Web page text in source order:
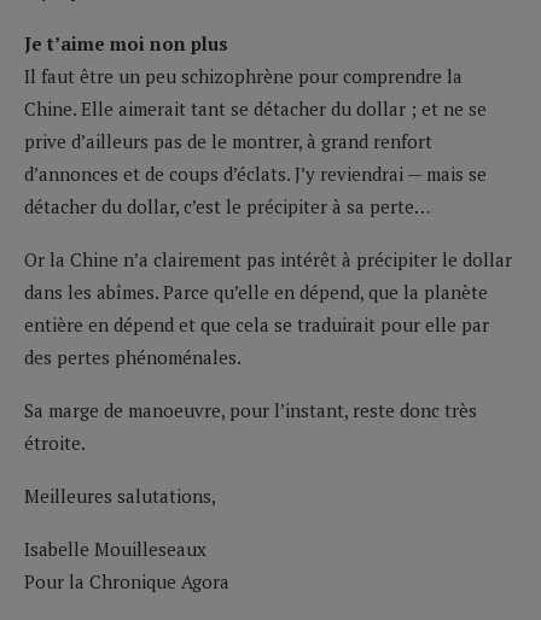
Je t’aime moi non plus
Il faut être un peu schizophrène pour comprendre la
Chine. Elle aimerait tant se détacher du dollar ; et ne se
prive d’ailleurs pas de le montrer, à grand renfort
d’annonces et de coups d’éclats. J’y reviendrai — mais se
détacher du dollar, c’est le précipiter à sa perte…
Or la Chine n’a clairement pas intérêt à précipiter le dollar
dans les abîmes. Parce qu’elle en dépend, que la planète
entière en dépend et que cela se traduirait pour elle par
des pertes phénoménales.
Sa marge de manoeuvre, pour l’instant, reste donc très
étroite.
Meilleures salutations,
Isabelle Mouilleseaux
Pour la Chronique Agora